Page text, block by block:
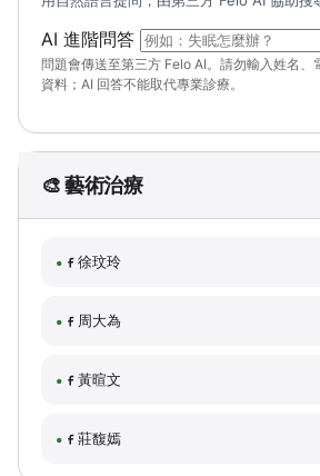
AI 進階問答 （可輸入自然語言問
問題會傳送至第三方 Felo AI。請勿輸入姓名、
資料；AI 回答不能取代專業診療。
🎨 藝術治療
徐玟玲
周大為
黃暄文
莊馥嫣